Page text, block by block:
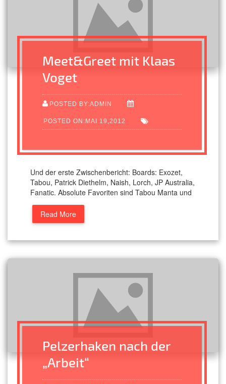
Meet&Greet mit Klaas
Voget
POSTED BY:ADMIN
POSTED ON:MAI 19,2012
Und der erste Zwischenbericht: Boards: Exozet,
Tabou, Patrick Diethelm, Naish, Lorch, JP Australia,
Fanatic. Absolute Favoriten sind Tabou Manta und
Read More
Pelzerhaken nach der
„Arbeit“